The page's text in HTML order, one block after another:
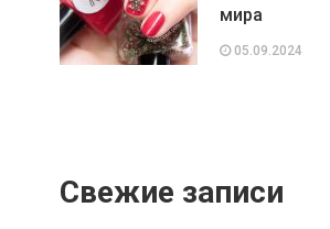
мира
05.09.2024
Свежие записи